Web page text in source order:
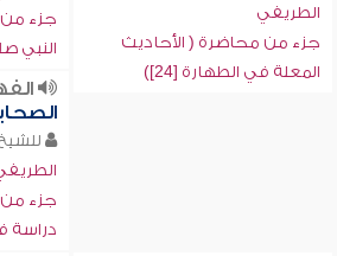
الطريفي
جزء من محاضرة ( الأحاديث
المعلة في الطهارة [24])
جزء
النبي
جزء
دراسة